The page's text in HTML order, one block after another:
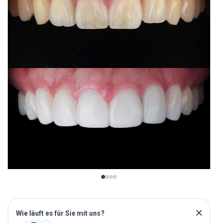
Wie läuft es für Sie mit uns?